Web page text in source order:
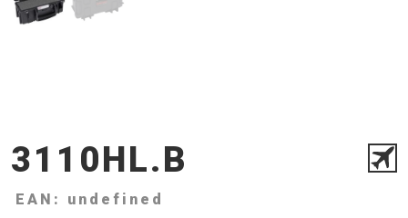
3110HL.B
EAN: undefined